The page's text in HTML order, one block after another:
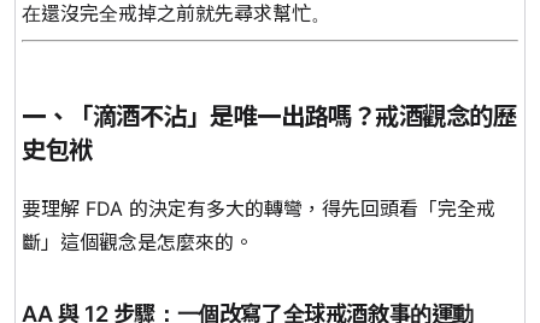
在還沒完全戒掉之前就先尋求幫忙。
一、「滴酒不沾」是唯一出路嗎？戒酒觀念的歷
史包袱
要理解 FDA 的決定有多大的轉彎，得先回頭看「完全戒
斷」這個觀念是怎麼來的。
AA 與 12 步驟：一個改寫了全球戒酒敘事的運動